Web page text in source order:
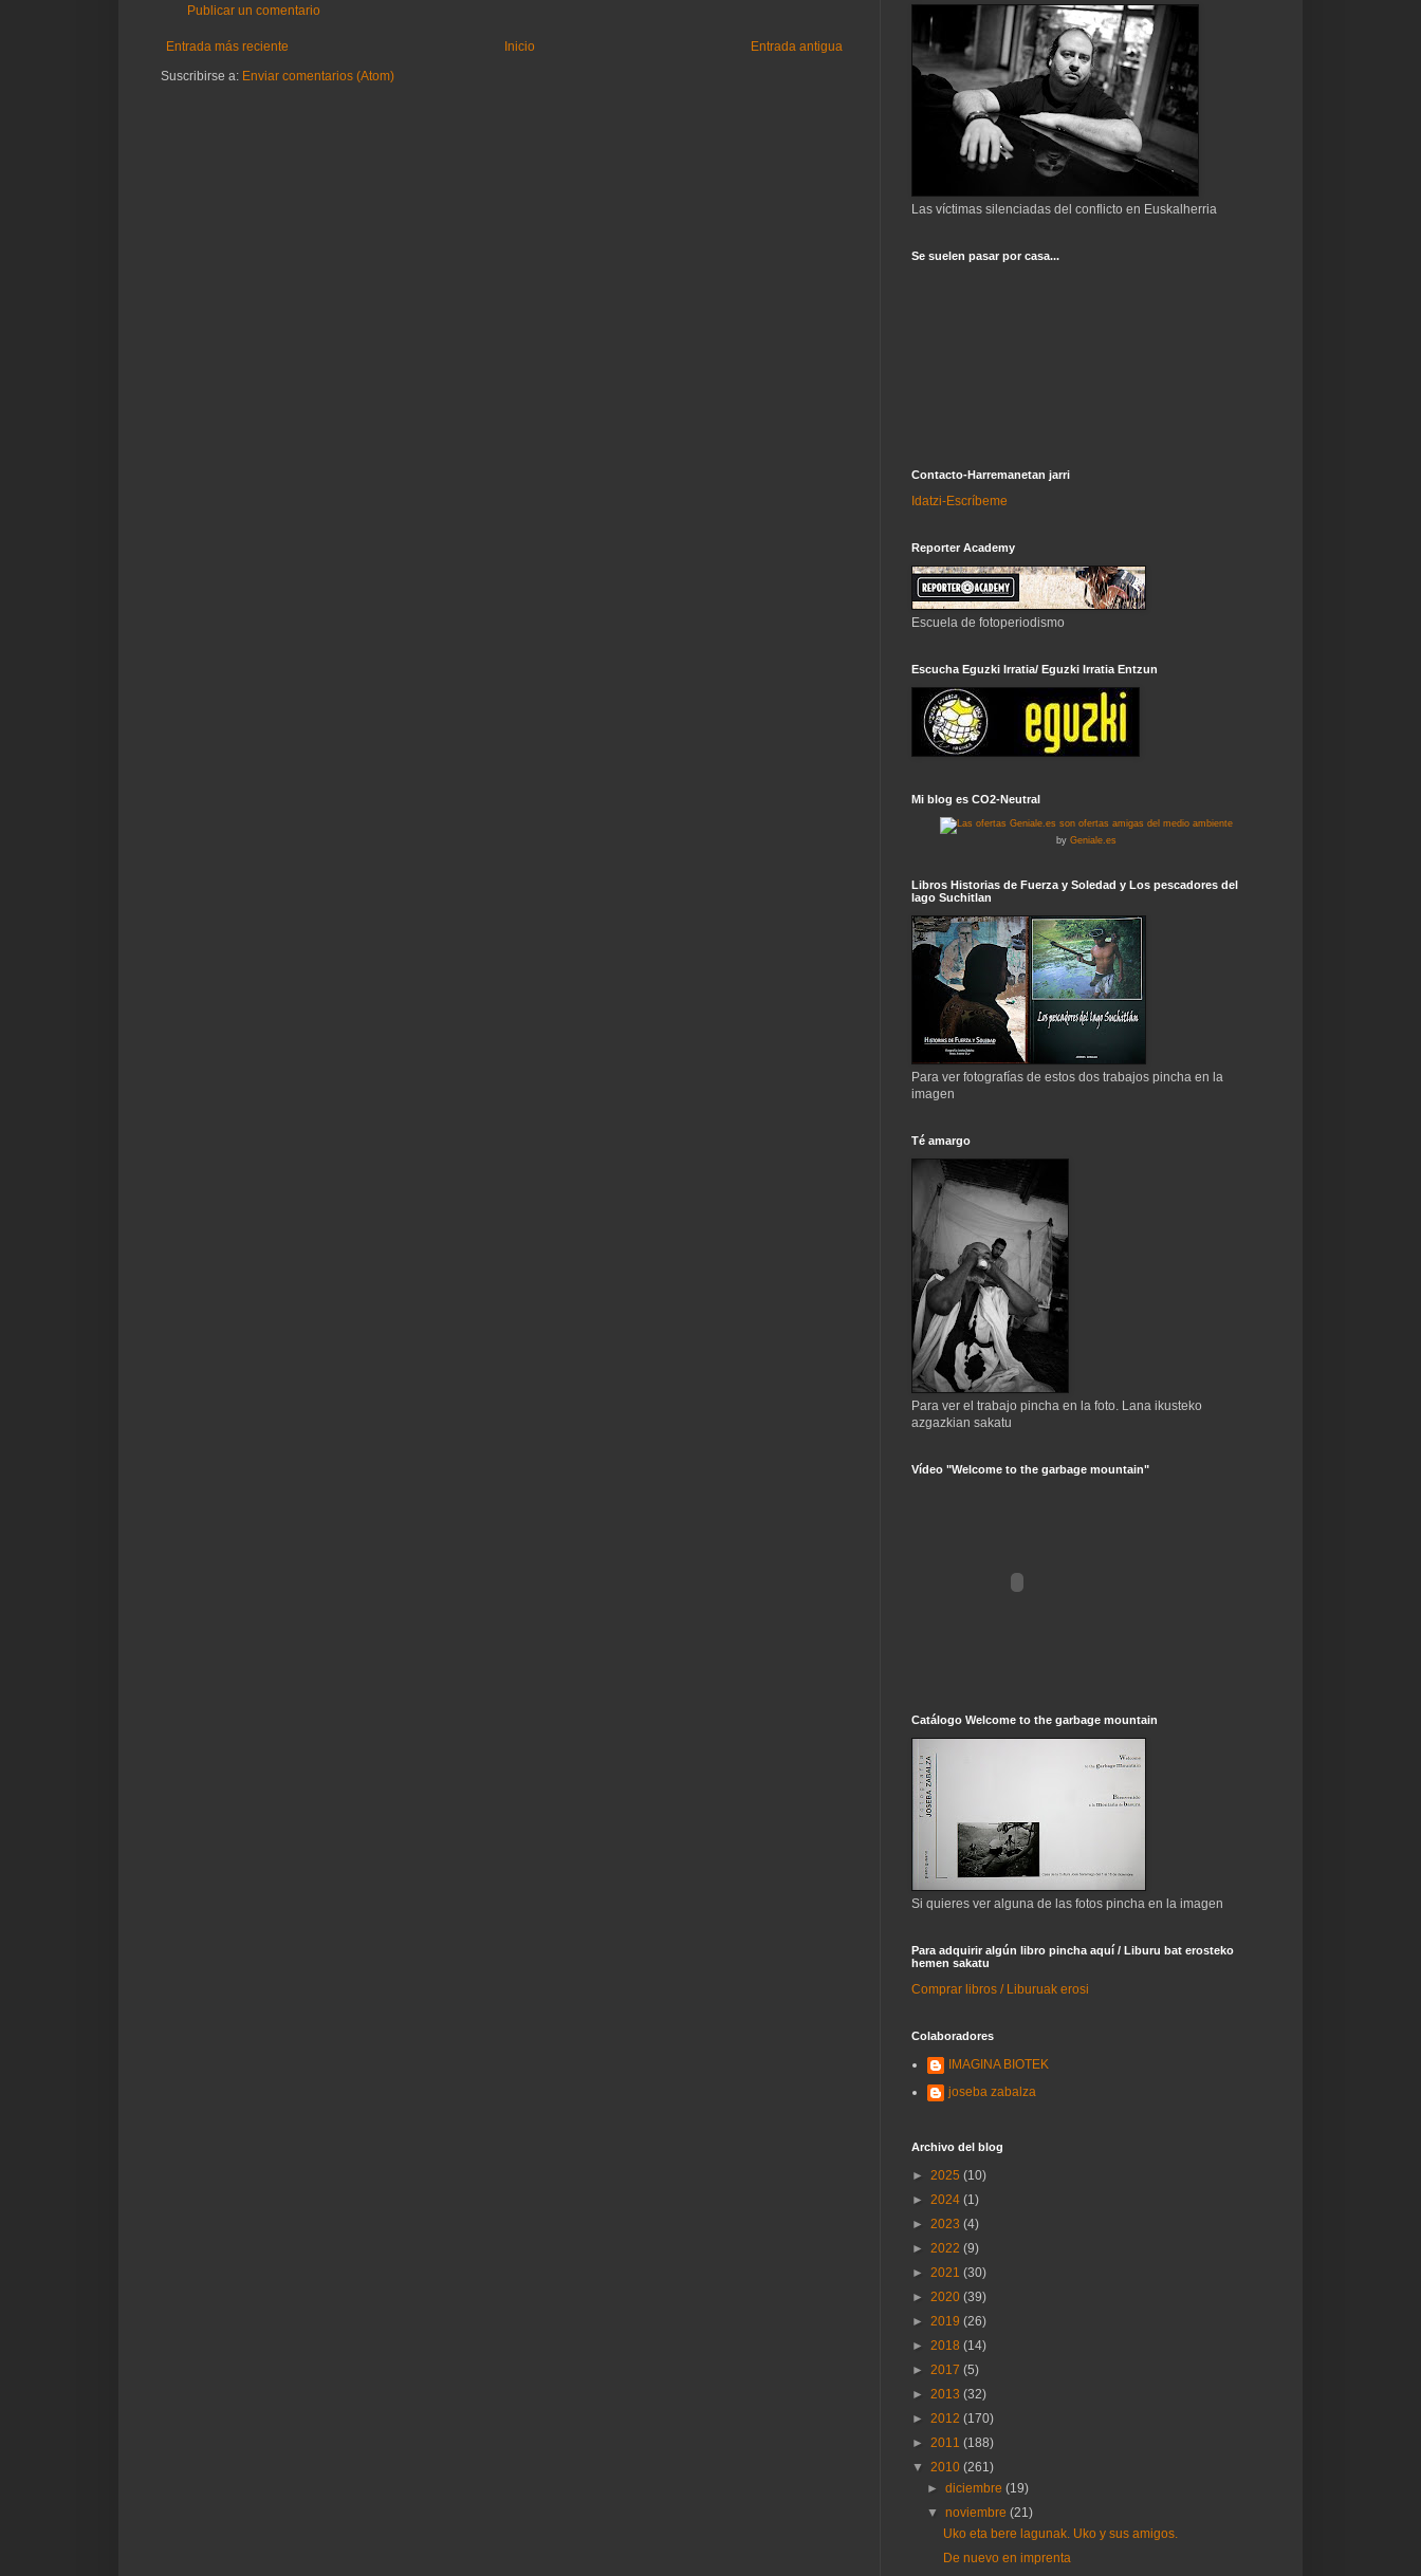
Publicar un comentario
Entrada más reciente Entrada antigua
Inicio
Suscribirse a: Enviar comentarios (Atom)
Las víctimas silenciadas del conflicto en Euskalherria
Se suelen pasar por casa...
Contacto-Harremanetan jarri
Idatzi-Escríbeme
Reporter Academy
Escuela de fotoperiodismo
Escucha Eguzki Irratia/ Eguzki Irratia Entzun
Mi blog es CO2-Neutral
by Geniale.es
Libros Historias de Fuerza y Soledad y Los pescadores del
lago Suchitlan
Para ver fotografías de estos dos trabajos pincha en la
imagen
Té amargo
Para ver el trabajo pincha en la foto. Lana ikusteko
azgazkian sakatu
Vídeo "Welcome to the garbage mountain"
Catálogo Welcome to the garbage mountain
Si quieres ver alguna de las fotos pincha en la imagen
Para adquirir algún libro pincha aquí / Liburu bat erosteko
hemen sakatu
Comprar libros / Liburuak erosi
Colaboradores
IMAGINA BIOTEK
joseba zabalza
Archivo del blog
► 2025 (10)
► 2024 (1)
► 2023 (4)
► 2022 (9)
► 2021 (30)
► 2020 (39)
► 2019 (26)
► 2018 (14)
► 2017 (5)
► 2013 (32)
► 2012 (170)
► 2011 (188)
▼ 2010 (261)
►diciembre(19)
▼noviembre(21)
Uko eta bere lagunak. Uko y sus amigos.
De nuevo en imprenta